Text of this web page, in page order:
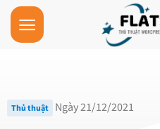
Skip
content
Thủ thuật Ngày 21/12/2021